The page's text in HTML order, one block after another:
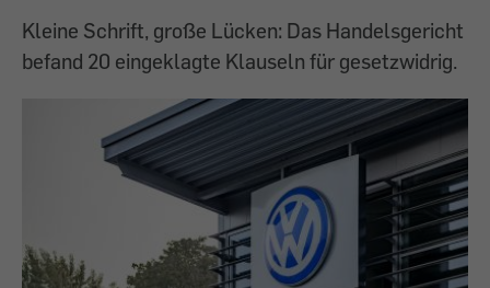
Kleine Schrift, große Lücken: Das Handelsgericht
befand 20 eingeklagte Klauseln für gesetzwidrig.